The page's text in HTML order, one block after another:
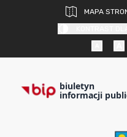
MAPA
biuletyn
informacji